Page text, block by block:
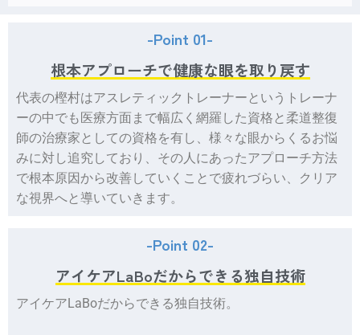
-Point 01-
根本アプローチで健康な眼を取り戻す
代表の樫村はアスレティックトレーナーというトレーナ
ーの中でも医療方面まで幅広く網羅した資格と柔道整復
師の治療家としての資格を有し、様々な眼からくるお悩
みに対し追究しており、その人にあったアプローチ方法
で根本原因から改善していくことで疲れづらい、クリア
な視界へと導いていきます。
-Point 02-
アイケアLaBoだからできる独自技術
アイケアLaBoだからできる独自技術。